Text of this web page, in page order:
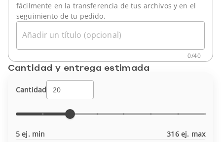
fácilmente en la transferencia de tus archivos y en el
seguimiento de tu pedido.
Añadir un título (opcional)
0/40
Cantidad y entrega estimada
Cantidad
5 ej. min 316 ej. max